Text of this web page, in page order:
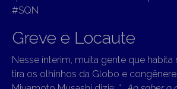
#SQN
Greve e Locaute
Nesse ínterim, muita gente que habita
tira os olhinhos da Globo e